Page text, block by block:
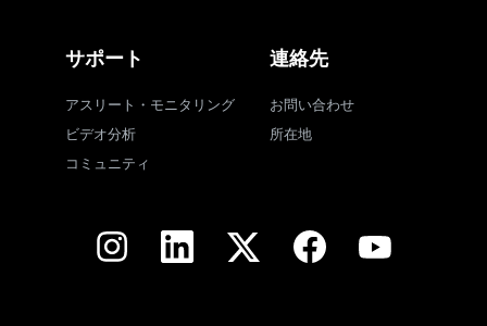
サポート
アスリート・モニタリング
ビデオ分析
コミュニティ
連絡先
お問い合わせ
所在地